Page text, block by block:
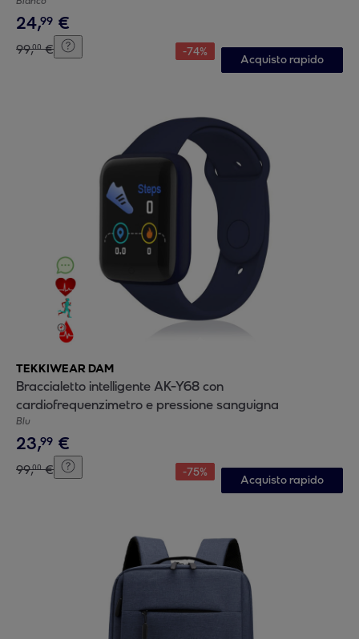
24,99 €
99,00 € -74%
Acquisto rapido
TEKKIWEAR DAM
Braccialetto intelligente AK-Y68 con
cardiofrequenzimetro e pressione sanguigna
Blu
23,99 €
99,00 € -75%
Acquisto rapido